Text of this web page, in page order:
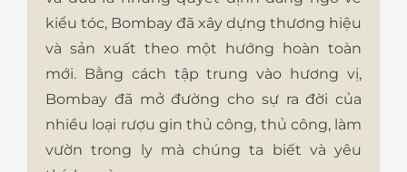
kiểu tóc, Bombay đã xây dựng thương hiệu
và sản xuất theo một hướng hoàn toàn
mới. Bằng cách tập trung vào hương vị,
Bombay đã mở đường cho sự ra đời của
nhiều loại rượu gin thủ công, thủ công, làm
vườn trong ly mà chúng ta biết và yêu